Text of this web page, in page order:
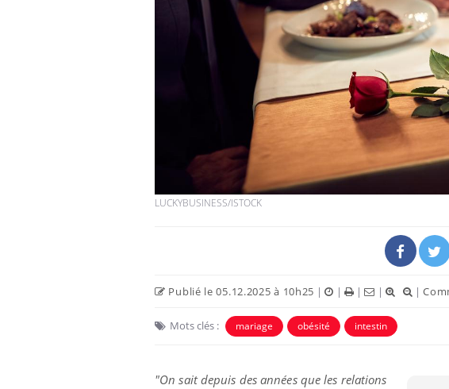
LUCKYBUSINESS/ISTOCK
Publié le 05.12.2025 à 10h25 | | | | |
Mots clés : mariage obésité intestin
"On sait depuis des années que les relations
Les médicaments GLP-1
protègent-ils aussi les os
Cytomégalovirus : ce qui
change dans la prise en
charge des femmes
expliquer ma maladieYoutube prévenir